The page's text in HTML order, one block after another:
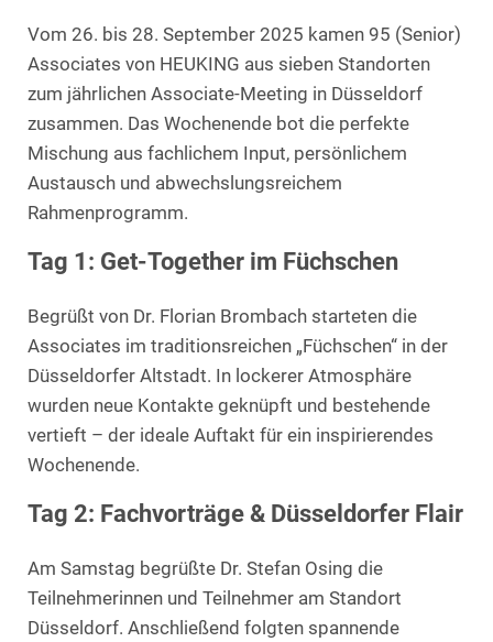
Vom 26. bis 28. September 2025 kamen 95 (Senior)
Associates von HEUKING aus sieben Standorten
zum jährlichen Associate-Meeting in Düsseldorf
zusammen. Das Wochenende bot die perfekte
Mischung aus fachlichem Input, persönlichem
Austausch und abwechslungsreichem
Rahmenprogramm.
Tag 1: Get-Together im Füchschen
Begrüßt von Dr. Florian Brombach starteten die
Associates im traditionsreichen „Füchschen“ in der
Düsseldorfer Altstadt. In lockerer Atmosphäre
wurden neue Kontakte geknüpft und bestehende
vertieft – der ideale Auftakt für ein inspirierendes
Wochenende.
Tag 2: Fachvorträge & Düsseldorfer Flair
Am Samstag begrüßte Dr. Stefan Osing die
Teilnehmerinnen und Teilnehmer am Standort
Düsseldorf. Anschließend folgten spannende